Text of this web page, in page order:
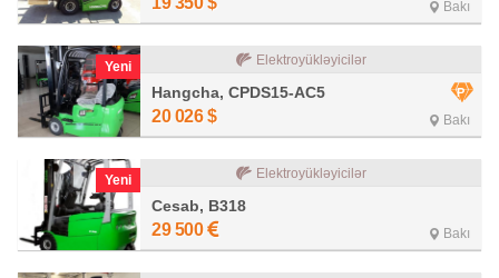
Bakı
Yeni Elektroyükləyicilər
Hangcha, CPDS15-AC5
20 026 $ Bakı
Yeni Elektroyükləyicilər
Cesab, B318
29 500 Bakı